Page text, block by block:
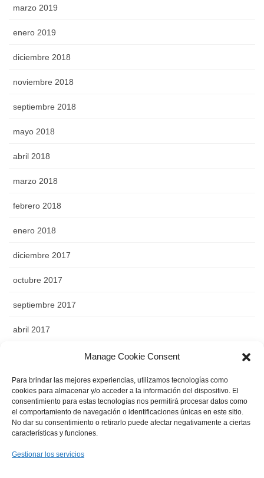
Manage Cookie Consent
Para brindar las mejores experiencias, utilizamos tecnologías como
cookies para almacenar y/o acceder a la información del dispositivo. El
consentimiento para estas tecnologías nos permitirá procesar datos como
el comportamiento de navegación o identificaciones únicas en este sitio.
No dar su consentimiento o retirarlo puede afectar negativamente a ciertas
características y funciones.
Gestionar los servicios
marzo 2019
enero 2019
diciembre 2018
noviembre 2018
septiembre 2018
mayo 2018
abril 2018
marzo 2018
febrero 2018
enero 2018
diciembre 2017
octubre 2017
septiembre 2017
abril 2017
octubre 2016
septiembre 2016
agosto 2016
abril 2016